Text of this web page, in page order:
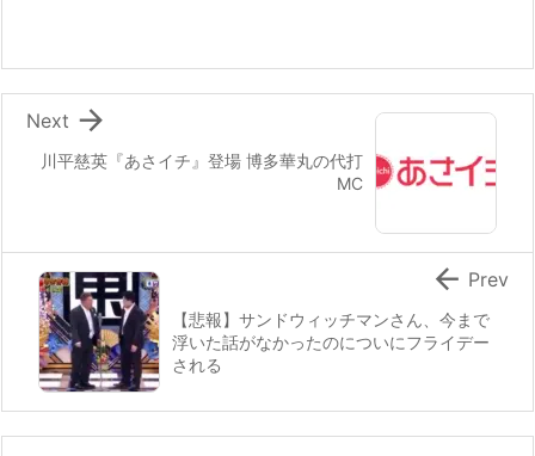
川平慈英『あさイチ』登場 博多華丸の代打
MC

Next
【悲報】サンドウィッチマンさん、今まで
浮いた話がなかったのについにフライデー
される
 Prev